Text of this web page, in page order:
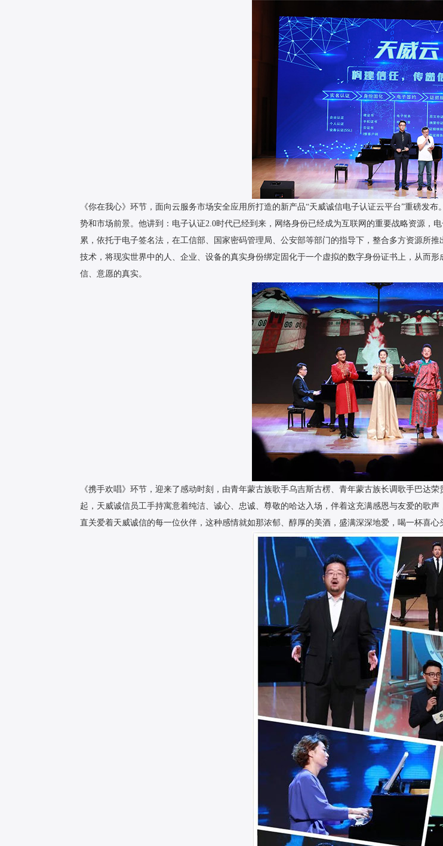
《你在我心》环节，面向云服务市场安全应用所打造的新产品“天威诚信电子认证云平台”重磅发
势和市场前景。他讲到：电子认证2.0时代已经到来，网络身份已经成为互联网的重要战略资源，
累，依托于电子签名法，在工信部、国家密码管理局、公安部等部门的指导下，整合多方资源所
技术，将现实世界中的人、企业、设备的真实身份绑定固化于一个虚拟的数字身份证书上，从而
信、意愿的真实。
《携手欢唱》环节，迎来了感动时刻，由青年蒙古族歌手乌吉斯古楞、青年蒙古族长调歌手巴达
起，天威诚信员工手持寓意着纯洁、诚心、忠诚、尊敬的哈达入场，伴着这充满感恩与友爱的歌
直关爱着天威诚信的每一位伙伴，这种感情就如那浓郁、醇厚的美酒，盛满深深地爱，喝一杯喜心